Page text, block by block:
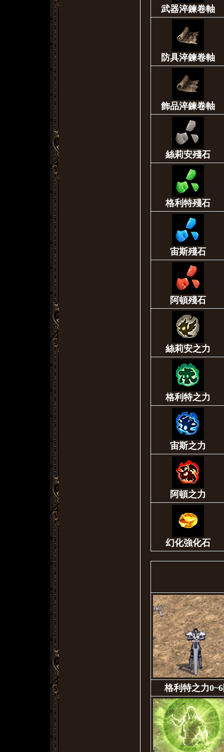
武器淬鍊卷軸
防具淬鍊卷軸
飾品淬鍊卷軸
絲莉安殘石
格利特殘石
宙斯殘石
阿頓殘石
絲莉安之力
格利特之力
宙斯之力
阿頓之力
幻化強化石
格利特之力